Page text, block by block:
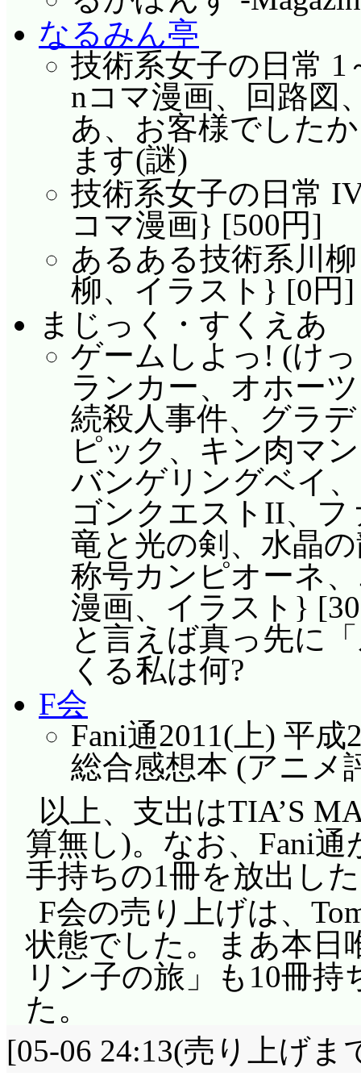
なるみん亭
技術系女子の日常
nコマ漫画、回路図
あ、お客様でした
ます(謎)
技術系女子の日常
コマ漫画} [500円]
あるある技術系川
柳、イラスト} [0円]
まじっく・すくえあ
ゲームしよっ! (け
ランカー、オホー
続殺人事件、グラ
ピック、キン肉マ
バンゲリングベイ
ゴンクエストII、
竜と光の剣、水晶
称号カンピオーネ
漫画、イラスト}
と言えば真っ先に
くる私は何?
F会
Fani通2011(上) 平
総合感想本 (アニメ
以上、支出はTIA’S
算無し)。なお、Fani
手持ちの1冊を放出し
F会の売り上げは、
状態でした。まあ本日
リン子の旅」も10冊
た。
[05-06 24:13(売り上げま